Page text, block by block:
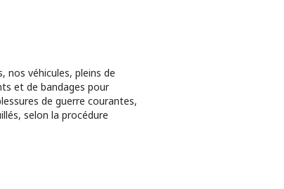
nos véhicules, pleins de
et de bandages pour
de guerre courantes,
selon la procédure